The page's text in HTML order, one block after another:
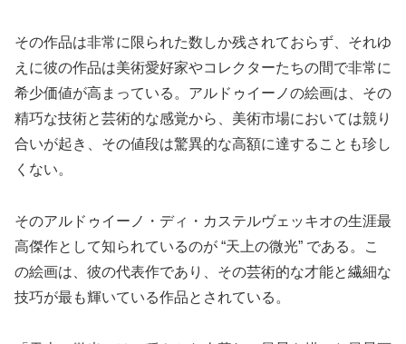
その作品は非常に限られた数しか残されておらず、それゆ
えに彼の作品は美術愛好家やコレクターたちの間で非常に
希少価値が高まっている。アルドゥイーノの絵画は、その
精巧な技術と芸術的な感覚から、美術市場においては競り
合いが起き、その値段は驚異的な高額に達することも珍し
くない。
そのアルドゥイーノ・ディ・カステルヴェッキオの生涯最
高傑作として知られているのが “天上の微光” である。こ
の絵画は、彼の代表作であり、その芸術的な才能と繊細な
技巧が最も輝いている作品とされている。